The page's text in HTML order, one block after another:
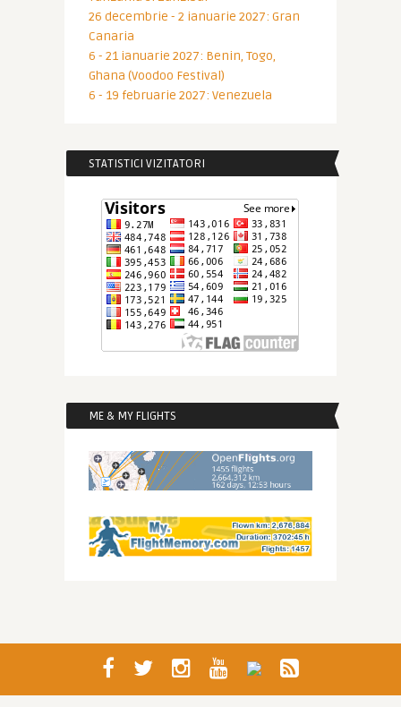
26 decembrie - 2 ianuarie 2027: Gran
Canaria
6 - 21 ianuarie 2027: Benin, Togo,
Ghana (Voodoo Festival)
6 - 19 februarie 2027: Venezuela
STATISTICI VIZITATORI
ME & MY FLIGHTS